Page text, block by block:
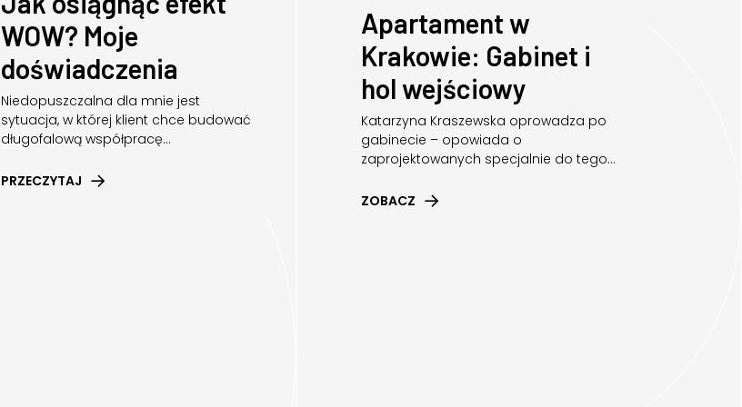
WOW? Moje
doświadczenia
Niedopuszczalna dla mnie jest
sytuacja, w której klient chce budować
długofalową współpracę...
PRZECZYTAJ
Apartament w
Krakowie: Gabinet i
hol wejściowy
Katarzyna Kraszewska oprowadza po
gabinecie – opowiada o
zaprojektowanych specjalnie do tego...
ZOBACZ